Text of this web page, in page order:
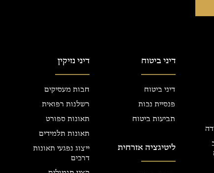
דיני ביטוח
דיני ביטוח
פנסיית נכות
תביעות ביטוח
ליטיגציה אזרחית
דיני נזיקין
חבות מעסיקים
רשלנות רפואית
תאונות ספורט
תאונות תלמידים
ייצוג נפגעי תאונות
דרכים